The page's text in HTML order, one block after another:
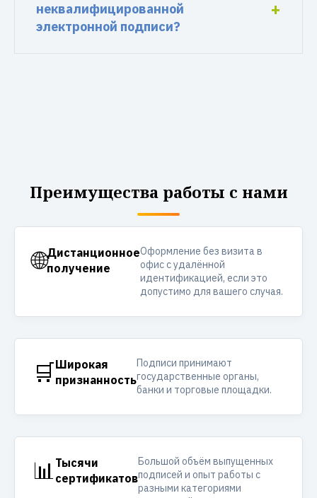
неквалифицированной
электронной подписи?
Преимущества работы с нами
🌐Дистанционное
получение
Оформление без визита в
офис с удалённой
идентификацией, если это
допустимо для вашего случая.
🛒Широкая
признанность
Подписи принимают
государственные органы,
банки и торговые площадки.
📊 Тысячи
сертификатов
Большой объём выпущенных
подписей и опыт работы с
разными категориями